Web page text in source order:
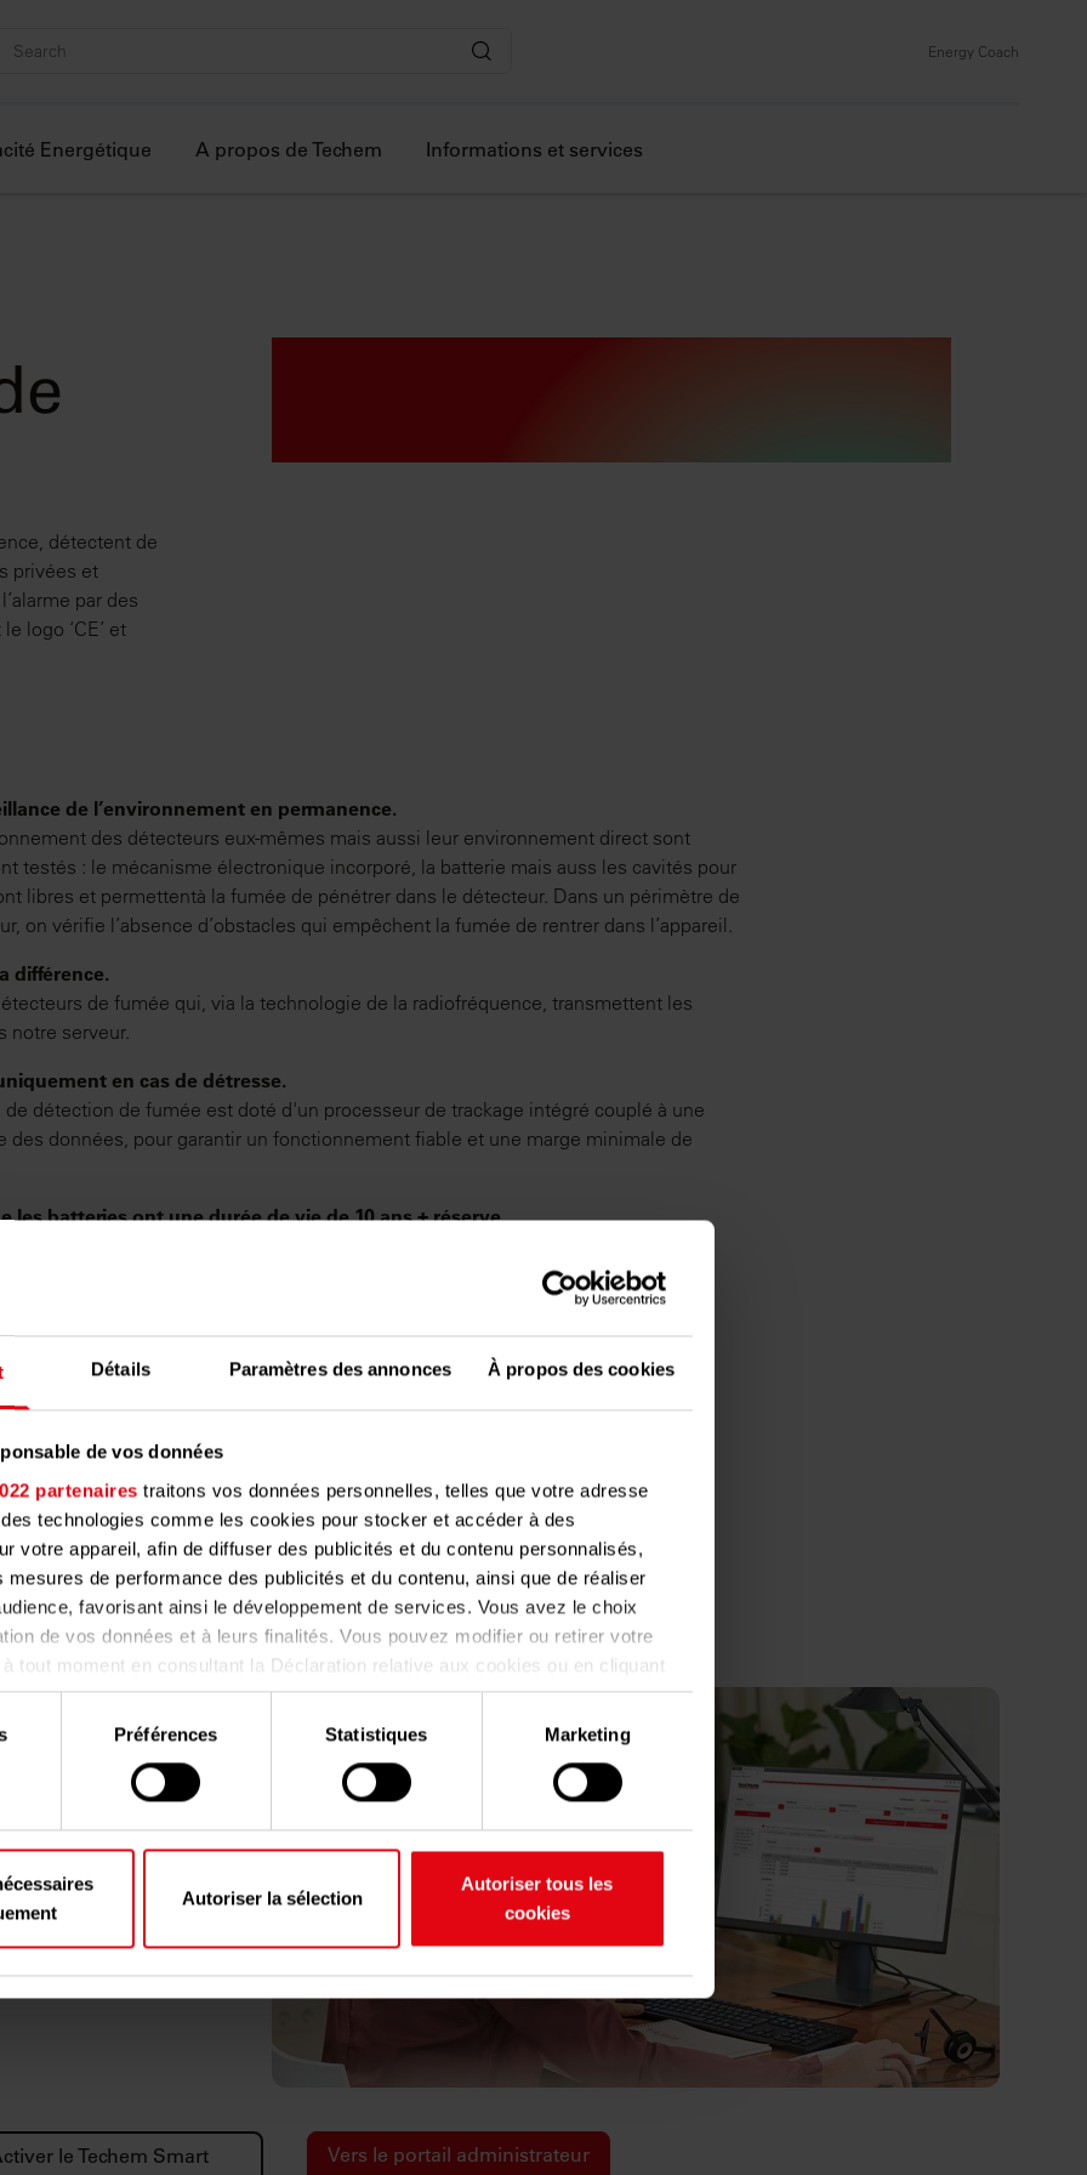
Détails Paramètres des annonces À propos des cookies
de vos données
partenaires traitons vos données personnelles, telles que votre adresse
technologies comme les cookies pour stocker et accéder à des
votre appareil, afin de diffuser des publicités et du contenu personnalisés,
mesures de performance des publicités et du contenu, ainsi que de réaliser
favorisant ainsi le développement de services. Vous avez le choix
de vos données et à leurs finalités. Vous pouvez modifier ou retirer votre
tout moment en consultant la Déclaration relative aux cookies ou en cliquant
des informations sur votre localisation géographique qui peuvent être
votre appareil en l'analysant activement pour en relever les caractéristiques
(empreintes digitales).
plus sur le traitement de vos données personnelles et définir vos
relatives aux médias sociaux et d'analyser notre trafic. Nous partageons
informations sur l'utilisation de notre site avec nos partenaires de médias
avez fournies ou qu'ils ont collectées lors de votre utilisation de leurs services.
Préférences Statistiques Marketing
Autoriser la sélection
Autoriser tous les
cookies
Energy Coach
Energétique A propos de Techem Informations et services
détectent de
privées et
par des
logo ‘CE’ et
de l’environnement en permanence.
des détecteurs eux-mêmes mais aussi leur environnement direct sont
testés : le mécanisme électronique incorporé, la batterie mais auss les cavités pour
libres et permettentà la fumée de pénétrer dans le détecteur. Dans un périmètre de
on vérifie l’absence d’obstacles qui empêchent la fumée de rentrer dans l’appareil.
différence.
de fumée qui, via la technologie de la radiofréquence, transmettent les
notre serveur.
en cas de détresse.
détection de fumée est doté d'un processeur de trackage intégré couplé à une
des données, pour garantir un fonctionnement fiable et une marge minimale de
les batteries ont une durée de vie de 10 ans + réserve.
pour tout renseignement.
:
supplémentaires innovants :
Techem Smart System
via leportail
possible
le Techem Smart
Vers le portail administrateur